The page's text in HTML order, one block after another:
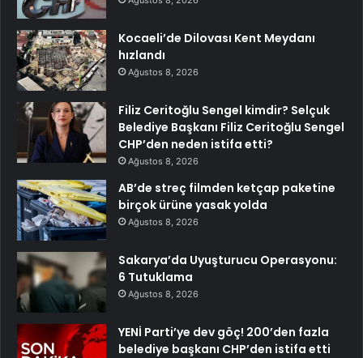
Kocaeli’de Dilovası Kent Meydanı
hızlandı
Ağustos 8, 2026
Filiz Ceritoğlu Sengel kimdir? Selçuk
Belediye Başkanı Filiz Ceritoğlu Sengel
CHP’den neden istifa etti?
Ağustos 8, 2026
AB’de streç filmden ketçap paketine
birçok ürüne yasak yolda
Ağustos 8, 2026
Sakarya’da Uyuşturucu Operasyonu:
6 Tutuklama
Ağustos 8, 2026
YENİ Parti’ye dev göç! 200’den fazla
belediye başkanı CHP’den istifa etti